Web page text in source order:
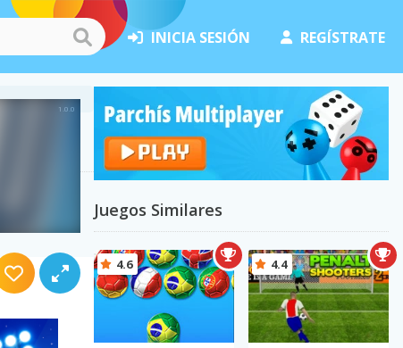
INICIA SESIÓN REGÍSTRATE
Juegos Similares
4.6 4.4